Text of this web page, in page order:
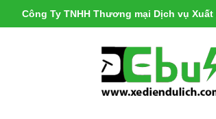
Công Ty TNHH Thương mại Dịch vụ